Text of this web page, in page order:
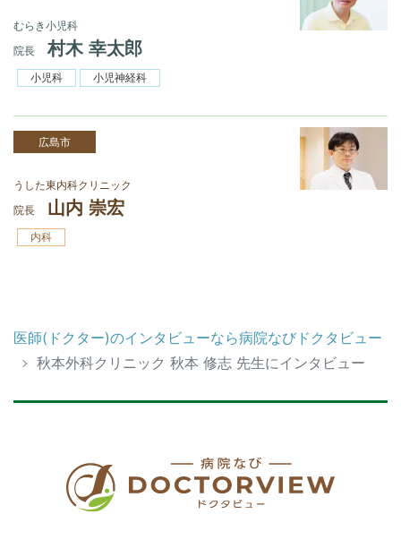
むらき小児科
院長
村木 幸太郎
小児科 小児神経科
広島市
うした東内科クリニック
院長
山内 崇宏
内科
医師(ドクター)のインタビューなら病院なびドクタビュー
秋本外科クリニック 秋本 修志 先生にインタビュー